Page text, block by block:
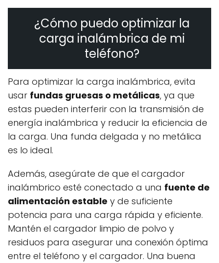
¿Cómo puedo optimizar la
carga inalámbrica de mi
teléfono?
Para optimizar la carga inalámbrica, evita
usar fundas gruesas o metálicas, ya que
estas pueden interferir con la transmisión de
energía inalámbrica y reducir la eficiencia de
la carga. Una funda delgada y no metálica
es lo ideal.
Además, asegúrate de que el cargador
inalámbrico esté conectado a una fuente de
alimentación estable y de suficiente
potencia para una carga rápida y eficiente.
Mantén el cargador limpio de polvo y
residuos para asegurar una conexión óptima
entre el teléfono y el cargador. Una buena